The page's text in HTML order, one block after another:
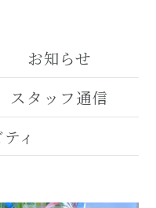
お知らせ
スタッフ通信
ィ